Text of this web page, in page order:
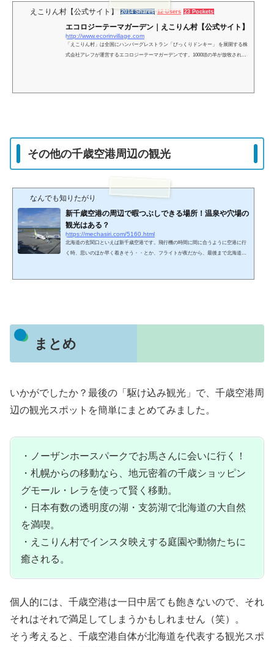
えこりん村【公式サイト】 2014 Shares 12 Users 23 Pockets
エコロジーテーマガーデン｜えこりん村【公式サイト】
http://www.ecorinvillage.com
「えこりん村」は全国にハンバーグレストラン「びっくりドンキー」 を展開する株
式会社アレフが運営するエコロジーテーマガーデンです。1000頭の羊が放牧される
その他の千歳空港周辺の観光
なんでも知りたがり
新千歳空港の周辺で暇つぶしできる場所！温泉や穴場の
観光はある？
https://mechasiri.com/5160.html
北海道の玄関口といえば新千歳空港です。飛行機の時間に間に合うように空港に行
く時、思いのほか早く着きそう・・とか、フライトが夜だから、最後まで北海道を
まとめ
いかがでしたか？最後の「駆け込み観光」で、千歳空港周
辺の観光スポットを簡単にまとめてみました。
・ノーザンホースパークでお馬さんに会いに行く！
・札幌からの移動なら、地元密着の千歳ショッピン
グモール・レラを使って賢く移動。
・日本有数の透明度の湖・支笏湖で北海道の大自然
を満喫。
・えこりん村でインスタ映えする庭園や動物たちに
癒される。
個人的には、千歳空港は一日中居ても飽きないので、それ
それはそれで満足してしまうかもしれません（笑）。
そう考えると、千歳空港自体が北海道を代表する観光スポ